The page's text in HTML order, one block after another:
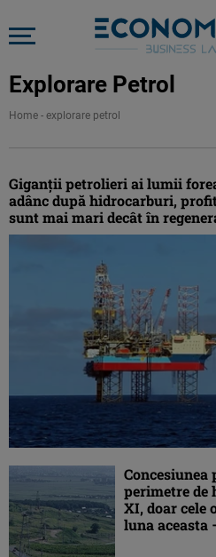
Explorare Petrol
Home - explorare petrol
Giganții petrolieri ai lumii
adânc după hidrocarburi,
sunt mai mari decât în
Concesiunea
perimetre de
XI, doar cele
luna aceasta